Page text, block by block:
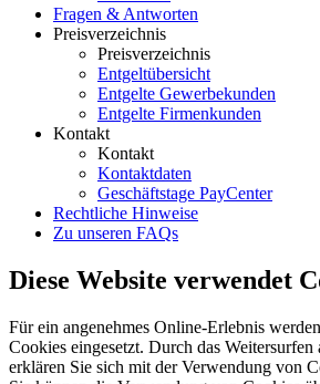
Fragen & Antworten
Preisverzeichnis
Preisverzeichnis
Entgeltübersicht
Entgelte Gewerbekunden
Entgelte Firmenkunden
Kontakt
Kontakt
Kontaktdaten
Geschäftstage PayCenter
Rechtliche Hinweise
Zu unseren FAQs
Diese Website verwendet
Für ein angenehmes Online-Erlebnis
Cookies eingesetzt. Durch das Weitersurfen
erklären Sie sich mit der Verwendung von